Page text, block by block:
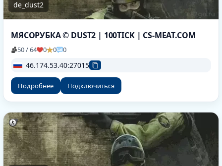
de_dust2
МЯСОРУБКА © DUST2 | 100TICK | CS-MEAT.COM
50 / 64 0 0 0
46.174.53.40:27015
Подробнее Подключиться